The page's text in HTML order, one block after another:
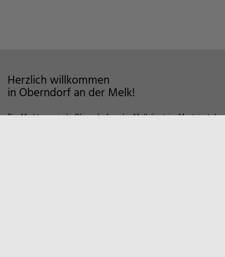
Herzlich willkommen
in Oberndorf an der Melk!
Die Marktgemeinde Oberndorf an der Melk liegt im Mostviertel